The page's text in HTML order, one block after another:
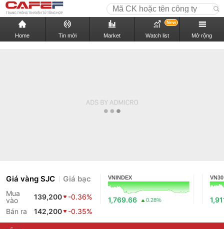
Home Tin mới Market Watch list
New
Mở rộng
Giá vàng SJC Giá bạc
Mua
vào
139,200
-0.36%
Bán ra
142,200 -0.35%
VNINDEX
1,769.66 0.28%
VN30